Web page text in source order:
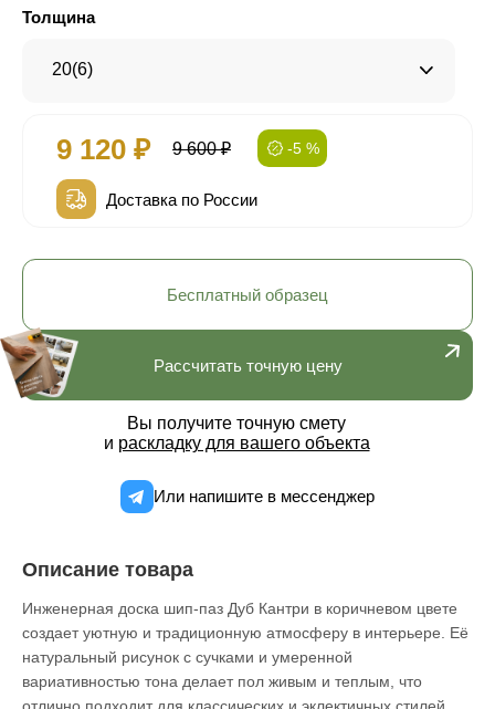
Толщина
20(6)
9 120 ₽ 9 600 ₽ -5 %
Доставка по России
Рассчитать точную цену
Вы получите точную смету
и раскладку для вашего объекта
Или напишите в мессенджер
Бесплатный образец
Описание товара
Инженерная доска шип-паз Дуб Кантри в коричневом цвете
создает уютную и традиционную атмосферу в интерьере. Её
натуральный рисунок с сучками и умеренной
вариативностью тона делает пол живым и теплым, что
отлично подходит для классических и эклектичных стилей.